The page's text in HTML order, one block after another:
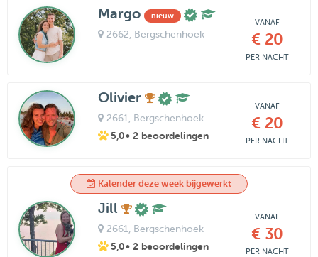
Margo nieuw
2662 , Bergschenhoek
VANAF
€ 20
PER NACHT
Olivier
2661 , Bergschenhoek
5,0• 2 beoordelingen
VANAF
€ 20
PER NACHT
Kalender deze week bijgewerkt
Jill
2661 , Bergschenhoek
5,0• 2 beoordelingen
VANAF
€ 30
PER NACHT